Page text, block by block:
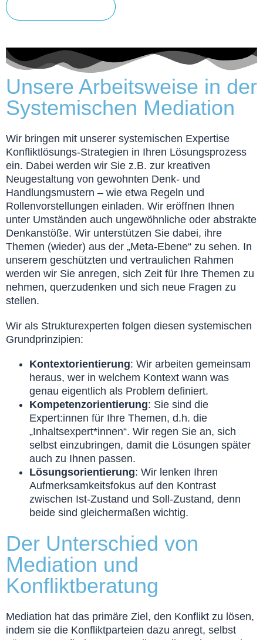
Unsere Arbeitsweise in der
Systemischen Mediation
Wir bringen mit unserer systemischen Expertise
Konfliktlösungs-Strategien in Ihren Lösungsprozess
ein. Dabei werden wir Sie z.B. zur kreativen
Neugestaltung von gewohnten Denk- und
Handlungsmustern – wie etwa Regeln und
Rollenvorstellungen einladen. Wir eröffnen Ihnen
unter Umständen auch ungewöhnliche oder abstrakte
Denkanstöße. Wir unterstützen Sie dabei, ihre
Themen (wieder) aus der „Meta-Ebene“ zu sehen. In
unserem geschützten und vertraulichen Rahmen
werden wir Sie anregen, sich Zeit für Ihre Themen zu
nehmen, querzudenken und sich neue Fragen zu
stellen.
Wir als Strukturexperten folgen diesen systemischen
Grundprinzipien:
Kontextorientierung: Wir arbeiten gemeinsam
heraus, wer in welchem Kontext wann was
genau eigentlich als Problem definiert.
Kompetenzorientierung: Sie sind die
Expert:innen für Ihre Themen, d.h. die
„Inhaltsexpert*innen“. Wir regen Sie an, sich
selbst einzubringen, damit die Lösungen später
auch zu Ihnen passen.
Lösungsorientierung: Wir lenken Ihren
Aufmerksamkeitsfokus auf den Kontrast
zwischen Ist-Zustand und Soll-Zustand, denn
beide sind gleichermaßen wichtig.
Der Unterschied von
Mediation und
Konfliktberatung
Mediation hat das primäre Ziel, den Konflikt zu lösen,
indem sie die Konfliktparteien dazu anregt, selbst